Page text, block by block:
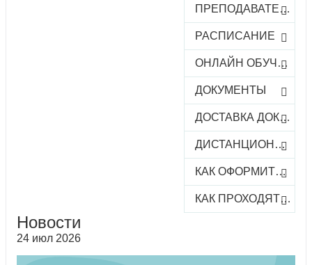
ПРЕПОДАВАТЕЛИ
РАСПИСАНИЕ
ОНЛАЙН ОБУЧЕНИЕ
ДОКУМЕНТЫ
ДОСТАВКА ДОКУМЕНТОВ
ДИСТАНЦИОННОЕ ОБУЧЕНИЕ
КАК ОФОРМИТЬ ЗАКАЗ КУРСА
КАК ПРОХОДЯТ ОНЛАЙН-КУРСЫ
Новости
24 июл 2026